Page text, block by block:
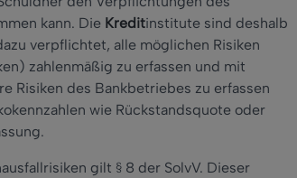
kann. Die Kreditinstitute sind deshalb
verpflichtet, alle möglichen Risiken
zahlenmäßig zu erfassen und mit
Risiken des Bankbetriebes zu erfassen
wie Rückstandsquote oder
gilt § 8 der SolvV. Dieser